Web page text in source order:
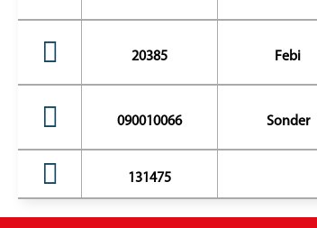
20385 Febi
090010066 Sonder
131475